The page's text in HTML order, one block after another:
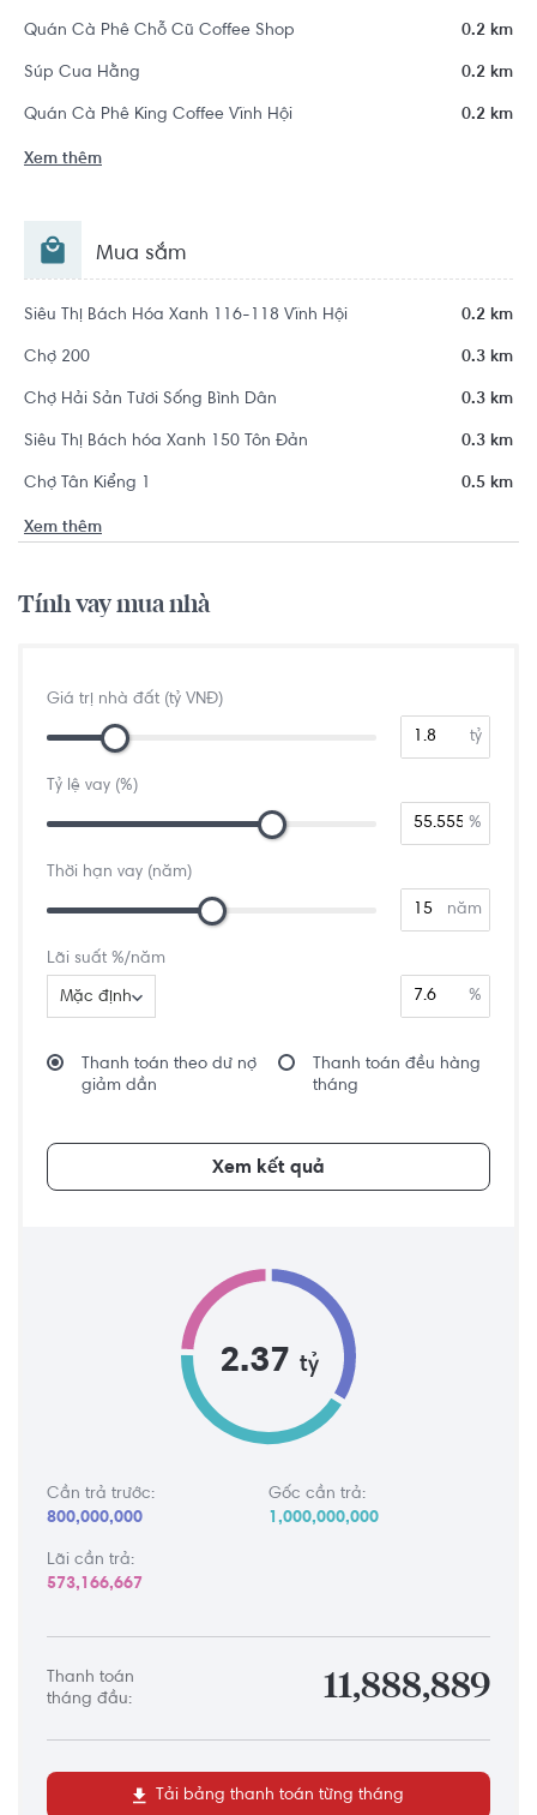
Quán Cà Phê Chỗ Cũ Coffee Shop 0.2 km
Súp Cua Hằng 0.2 km
Quán Cà Phê King Coffee Vĩnh Hội 0.2 km
Xem thêm
Mua sắm
Siêu Thị Bách Hóa Xanh 116-118 Vĩnh Hội 0.2 km
Chợ 200 0.3 km
Chợ Hải Sản Tươi Sống Bình Dân 0.3 km
Siêu Thị Bách hóa Xanh 150 Tôn Đản 0.3 km
Chợ Tân Kiểng 1 0.5 km
Xem thêm
Tính vay mua nhà
Giá trị nhà đất (tỷ VNĐ)
tỷ
Tỷ lệ vay (%)
%
Thời hạn vay (năm)
năm
Lãi suất %/năm
Mặc định %
Thanh toán theo dư nợ
giảm dần
Thanh toán đều hàng
tháng
Xem kết quả
2.37 tỷ
Cần trả trước:
800,000,000
Gốc cần trả:
1,000,000,000
Lãi cần trả:
573,166,667
Thanh toán
tháng đầu:
11,888,889
Tải bảng thanh toán từng tháng